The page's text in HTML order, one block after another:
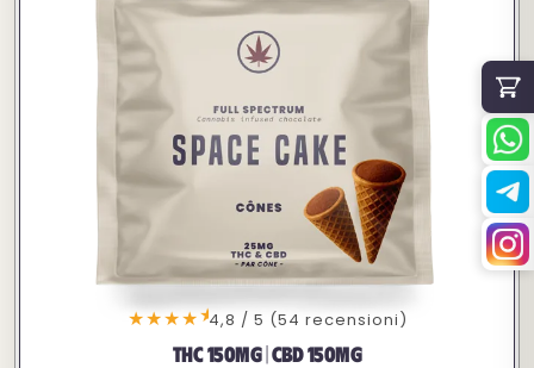
ambiente
Ecco cosa potresti sentire
(positivamente):
, risate
incontrollabili
Percezione amplificata di
suoni, colori, sapori
sensazione di
rilassamento, a volte
fino alla sonnolenza
Distorsione del tempo(1
minuto può sembrare
★★★★★4,8 / 5 (54 recensioni)
THC 150MG | CBD 150MG